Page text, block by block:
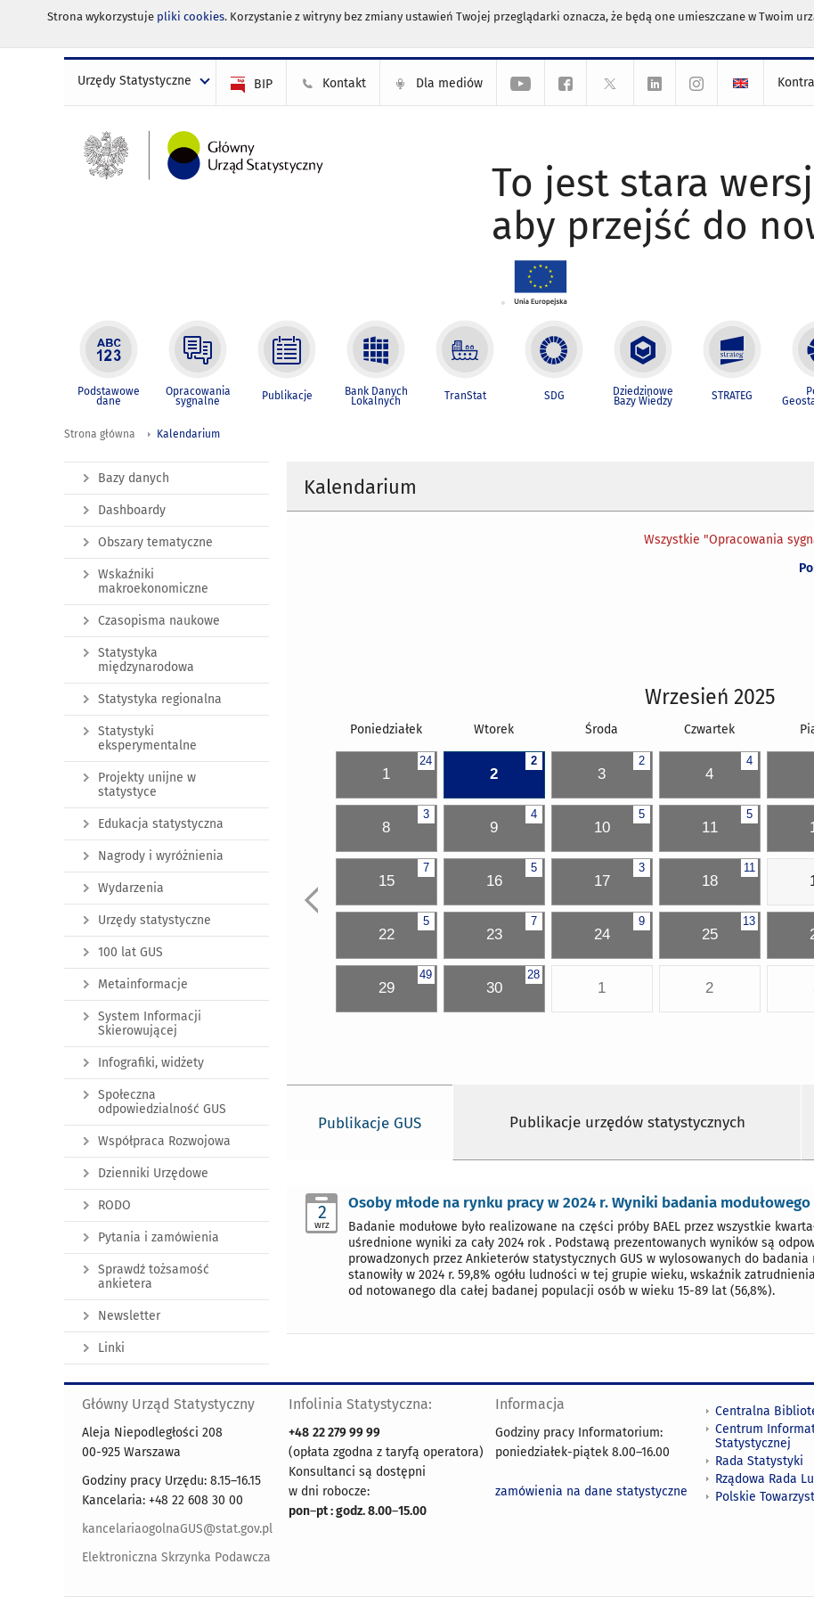
Strona wykorzystuje pliki cookies. Korzystanie z witryny bez zmiany ustawień Twojej przeglądarki oznacza, że będą one umieszczane w Twoim
Urzędy Statystyczne BIP Kontakt Dla mediów
To jest stara
aby przejść do
Podstawowe
dane
Opracowania
sygnalne Publikacje Bank Danych
Lokalnych TranStat SDG Dziedzinowe
Bazy Wiedzy STRATEG
Strona główna Kalendarium
Kalendarium
Wszystkie "Opracowania
Wrzesień 2025
Poniedziałek Wtorek Środa Czwartek
24
1
2
2
2
3
4
4
3
8
4
9
5
10
5
11
7
15
5
16
3
17
11
18
5
22
7
23
9
24
13
25
49
29
28
30 1 2
Publikacje GUS Publikacje urzędów statystycznych
2
wrz
Osoby młode na rynku pracy w 2024 r. Wyniki badania modułowego
Badanie modułowe było realizowane na części próby BAEL przez wszystkie
uśrednione wyniki za cały 2024 rok . Podstawą prezentowanych wyników są
prowadzonych przez Ankieterów statystycznych GUS w wylosowanych do
stanowiły w 2024 r. 59,8% ogółu ludności w tej grupie wieku, wskaźnik
od notowanego dla całej badanej populacji osób w wieku 15-89 lat (56,8%).
Bazy danych
Dashboardy
Obszary tematyczne
Wskaźniki
makroekonomiczne
Czasopisma naukowe
Statystyka
międzynarodowa
Statystyka regionalna
Statystyki
eksperymentalne
Projekty unijne w
statystyce
Edukacja statystyczna
Nagrody i wyróżnienia
Wydarzenia
Urzędy statystyczne
100 lat GUS
Metainformacje
System Informacji
Skierowującej
Infografiki, widżety
Społeczna
odpowiedzialność GUS
Współpraca Rozwojowa
Dzienniki Urzędowe
RODO
Pytania i zamówienia
Sprawdź tożsamość
ankietera
Newsletter
Linki
Główny Urząd Statystyczny
Aleja Niepodległości 208
00-925 Warszawa
Godziny pracy Urzędu: 8.15–16.15
Kancelaria: +48 22 608 30 00
kancelariaogolnaGUS@stat.gov.pl
Elektroniczna Skrzynka Podawcza
Infolinia Statystyczna:
+48 22 279 99 99
(opłata zgodna z taryfą operatora)
Konsultanci są dostępni
w dni robocze:
pon–pt : godz. 8.00–15.00
Informacja
Godziny pracy Informatorium:
poniedziałek-piątek 8.00–16.00
zamówienia na dane statystyczne
Centralna
Centrum
Statystycznej
Rada Statystyki
Rządowa Rada
Polskie